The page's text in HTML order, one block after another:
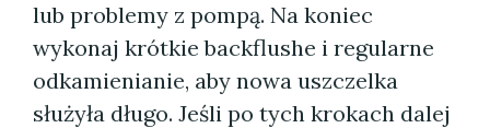
lub problemy z pompą. Na koniec
wykonaj krótkie backflushe i regularne
odkamienianie, aby nowa uszczelka
służyła długo. Jeśli po tych krokach dalej